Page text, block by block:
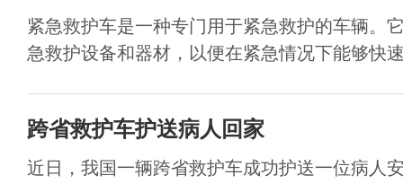
紧急救护车是一种专门用于紧急救护的车辆。
急救护设备和器材，以便在紧急情况下能够快
跨省救护车护送病人回家
近日，我国一辆跨省救护车成功护送一位病人